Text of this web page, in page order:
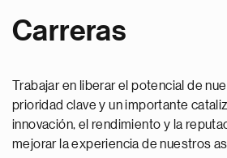
Carreras
Trabajar en liberar el potencial de
prioridad clave y un importante
innovación, el rendimiento y la
mejorar la experiencia de nuestros